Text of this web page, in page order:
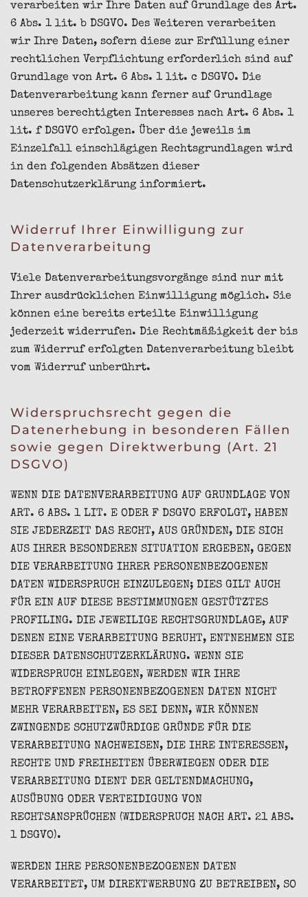
verarbeiten wir Ihre Daten auf Grundlage des Art.
6 Abs. 1 lit. b DSGVO. Des Weiteren verarbeiten
wir Ihre Daten, sofern diese zur Erfüllung einer
rechtlichen Verpflichtung erforderlich sind auf
Grundlage von Art. 6 Abs. 1 lit. c DSGVO. Die
Datenverarbeitung kann ferner auf Grundlage
unseres berechtigten Interesses nach Art. 6 Abs. 1
lit. f DSGVO erfolgen. Über die jeweils im
Einzelfall einschlägigen Rechtsgrundlagen wird
in den folgenden Absätzen dieser
Datenschutzerklärung informiert.
Widerruf Ihrer Einwilligung zur
Datenverarbeitung
Viele Datenverarbeitungsvorgänge sind nur mit
Ihrer ausdrücklichen Einwilligung möglich. Sie
können eine bereits erteilte Einwilligung
jederzeit widerrufen. Die Rechtmäßigkeit der bis
zum Widerruf erfolgten Datenverarbeitung bleibt
vom Widerruf unberührt.
Widerspruchsrecht gegen die
Datenerhebung in besonderen Fällen
sowie gegen Direktwerbung (Art. 21
DSGVO)
WENN DIE DATENVERARBEITUNG AUF GRUNDLAGE VON
ART. 6 ABS. 1 LIT. E ODER F DSGVO ERFOLGT, HABEN
SIE JEDERZEIT DAS RECHT, AUS GRÜNDEN, DIE SICH
AUS IHRER BESONDEREN SITUATION ERGEBEN, GEGEN
DIE VERARBEITUNG IHRER PERSONENBEZOGENEN
DATEN WIDERSPRUCH EINZULEGEN; DIES GILT AUCH
FÜR EIN AUF DIESE BESTIMMUNGEN GESTÜTZTES
PROFILING. DIE JEWEILIGE RECHTSGRUNDLAGE, AUF
DENEN EINE VERARBEITUNG BERUHT, ENTNEHMEN SIE
DIESER DATENSCHUTZERKLÄRUNG. WENN SIE
WIDERSPRUCH EINLEGEN, WERDEN WIR IHRE
BETROFFENEN PERSONENBEZOGENEN DATEN NICHT
MEHR VERARBEITEN, ES SEI DENN, WIR KÖNNEN
ZWINGENDE SCHUTZWÜRDIGE GRÜNDE FÜR DIE
VERARBEITUNG NACHWEISEN, DIE IHRE INTERESSEN,
RECHTE UND FREIHEITEN ÜBERWIEGEN ODER DIE
VERARBEITUNG DIENT DER GELTENDMACHUNG,
AUSÜBUNG ODER VERTEIDIGUNG VON
RECHTSANSPRÜCHEN (WIDERSPRUCH NACH ART. 21 ABS.
1 DSGVO).
WERDEN IHRE PERSONENBEZOGENEN DATEN
VERARBEITET, UM DIREKTWERBUNG ZU BETREIBEN, SO